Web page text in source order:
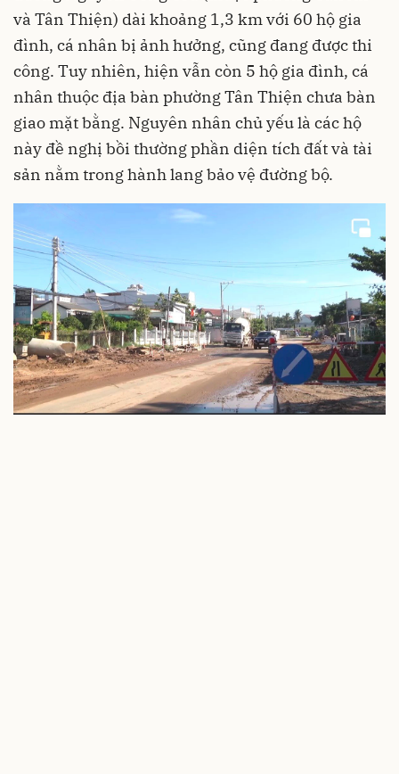
giao mặt bằng. Nguyên nhân chủ yếu là các hộ
này đề nghị bồi thường phần diện tích đất và tài
sản nằm trong hành lang bảo vệ đường bộ.